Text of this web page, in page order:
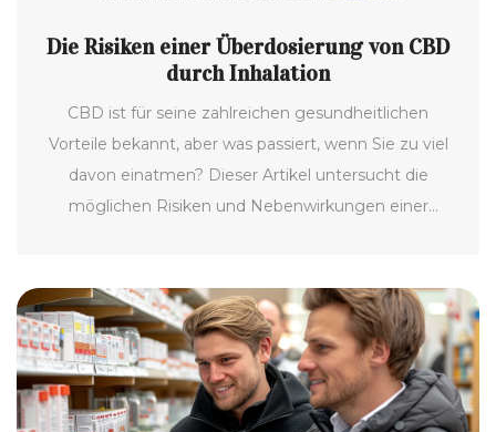
Die Risiken einer Überdosierung von CBD
durch Inhalation
CBD ist für seine zahlreichen gesundheitlichen
Vorteile bekannt, aber was passiert, wenn Sie zu viel
davon einatmen? Dieser Artikel untersucht die
möglichen Risiken und Nebenwirkungen einer
zu verstehen, wie unser Körper darauf reagiert und
was bei zu hoher Dosierung geschehen kann.
Informieren Sie sich über die sichersten Methoden
zur Nutzung von CBD und wie Sie negative
Auswirkungen vermeiden können.